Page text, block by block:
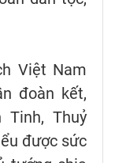
Việt Nam
đoàn kết,
Thuỷ
được sức